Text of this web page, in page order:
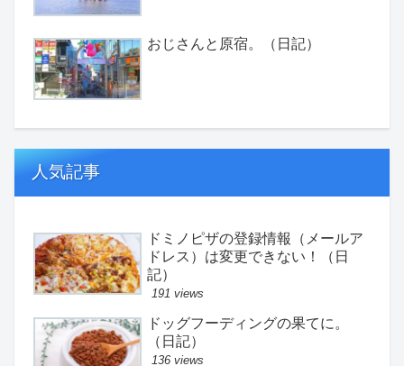
おじさんと原宿。（日記）
人気記事
ドミノピザの登録情報（メールア
ドレス）は変更できない！（日
記）
191 views
ドッグフーディングの果てに。
（日記）
136 views